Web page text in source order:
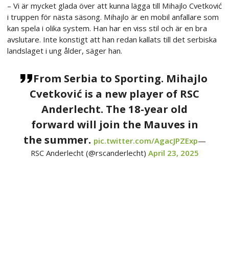
– Vi är mycket glada över att kunna lägga till Mihajlo Cvetković
i truppen för nästa säsong. Mihajlo är en mobil anfallare som
kan spela i olika system. Han har en viss stil och är en bra
avslutare. Inte konstigt att han redan kallats till det serbiska
landslaget i ung ålder, säger han.
From Serbia to Sporting. Mihajlo
Cvetković is a new player of RSC
Anderlecht. The 18-year old
forward will join the Mauves in
the summer. pic.twitter.com/AgacJPZExp—
RSC Anderlecht (@rscanderlecht) April 23, 2025